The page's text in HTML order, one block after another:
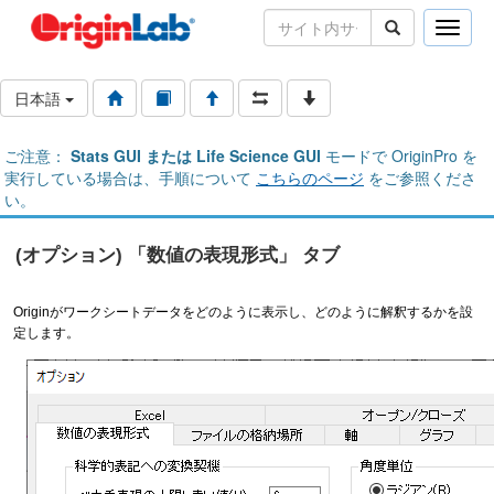
Toggle
日本語
ご注意： Stats GUI または Life Science GUI モードで OriginPro を
実行している場合は、手順について こちらのページ をご参照くださ
い。
(オプション) 「数値の表現形式」 タブ
Originがワークシートデータをどのように表示し、どのように解釈するかを設
定します。